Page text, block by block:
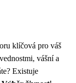
klíčová pro váš
vášní a
Existuje